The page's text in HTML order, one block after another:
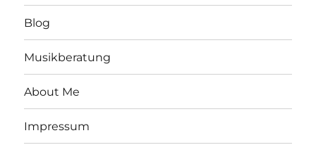
Blog
Musikberatung
About Me
Impressum